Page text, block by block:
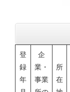
登
録
年
企
業・
事業
所
在